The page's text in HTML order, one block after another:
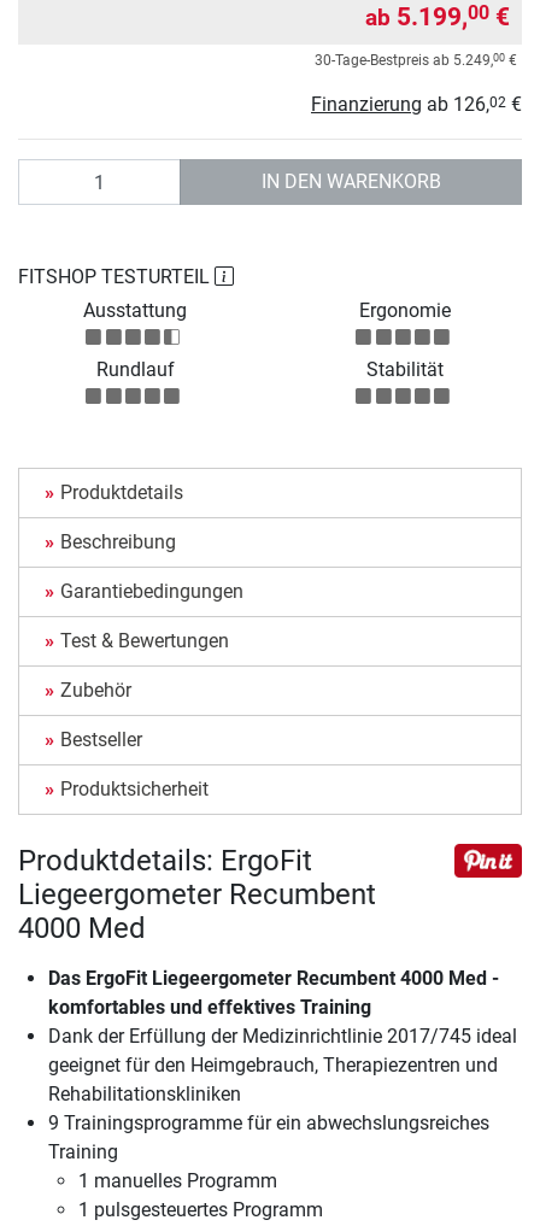
ab 5.199,00 €
30-Tage-Bestpreis ab 5.249,00 €
Finanzierung ab 126,02 €
IN DEN WARENKORB
FITSHOP TESTURTEIL
Ausstattung
Ergonomie
Rundlauf Stabilität
Produktdetails
Beschreibung
Garantiebedingungen
Test & Bewertungen
Zubehör
Bestseller
Produktsicherheit
Produktdetails: ErgoFit
Liegeergometer Recumbent
4000 Med
Das ErgoFit Liegeergometer Recumbent 4000 Med -
komfortables und effektives Training
Dank der Erfüllung der Medizinrichtlinie 2017/745 ideal
geeignet für den Heimgebrauch, Therapiezentren und
Rehabilitationskliniken
9 Trainingsprogramme für ein abwechslungsreiches
Training
1 manuelles Programm
1 pulsgesteuertes Programm